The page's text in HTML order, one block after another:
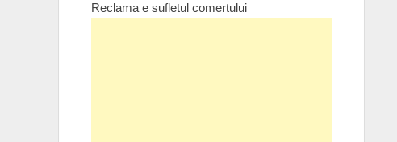
Reclama e sufletul comertului